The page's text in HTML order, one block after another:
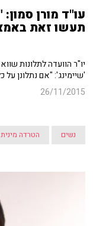
עו"ד מורן
תעשו זאת
יו"ר הוועדה לתלונות
'שיימינג': "אם נתלונן
26/11/2015
נשים הטרדה מינית